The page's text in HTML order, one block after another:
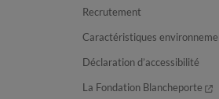
Recrutement
Caractéristiques
Déclaration d’accessibilité
La Fondation Blancheporte